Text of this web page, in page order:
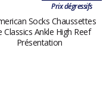
Prix dégressifs